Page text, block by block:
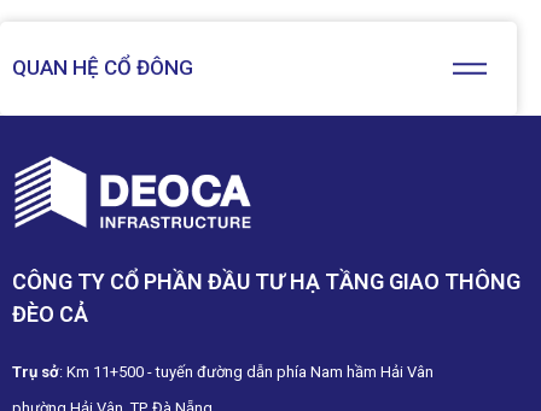
QUAN HỆ CỔ ĐÔNG
CÔNG TY CỔ PHẦN ĐẦU TƯ HẠ TẦNG GIAO THÔNG
ĐÈO CẢ
Trụ sở: Km 11+500 - tuyến đường dẫn phía Nam hầm Hải Vân